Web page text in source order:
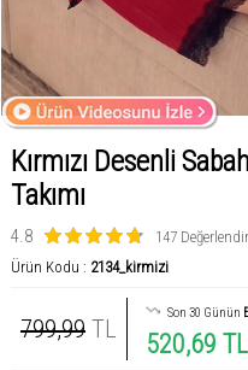
Kırmızı Desenli
Takımı
4.8
147
Ürün Kodu : 2134_kirmizi
799,99 TL
Son 30 Günün
520,69 TL